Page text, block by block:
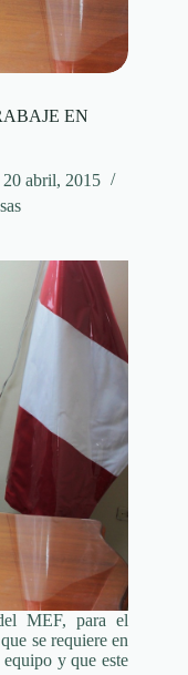
EN
20 abril, 2015
MEF, para el
se requiere en
y que este